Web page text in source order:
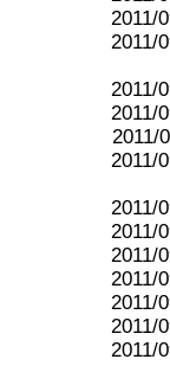
2011/
2011/
2011/
2011/
2011/
2011/
2011/
2011/
2011/
2011/
2011/
2011/
2011/